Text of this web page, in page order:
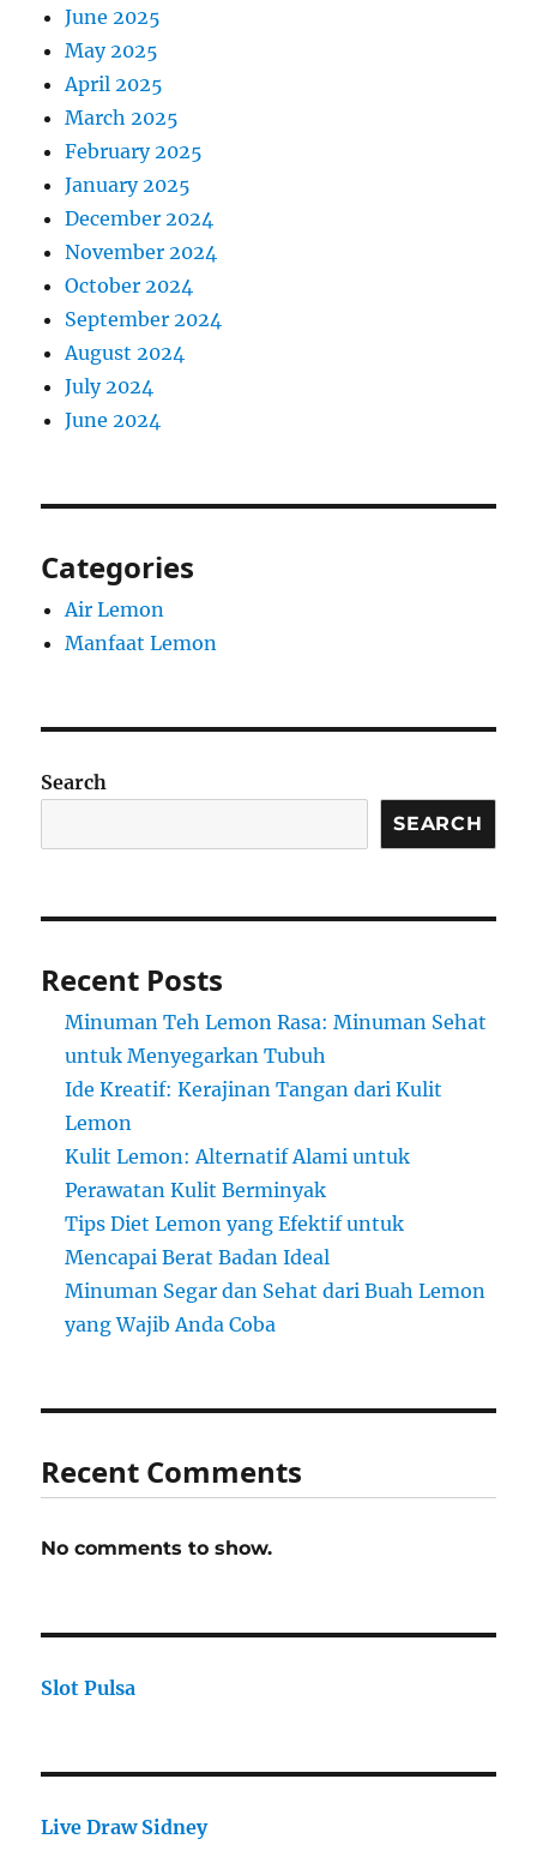
June 2025
May 2025
April 2025
March 2025
February 2025
January 2025
December 2024
November 2024
October 2024
September 2024
August 2024
July 2024
June 2024
Categories
Air Lemon
Manfaat Lemon
Search
SEARCH
Recent Posts
Minuman Teh Lemon Rasa: Minuman Sehat
untuk Menyegarkan Tubuh
Ide Kreatif: Kerajinan Tangan dari Kulit
Lemon
Kulit Lemon: Alternatif Alami untuk
Perawatan Kulit Berminyak
Tips Diet Lemon yang Efektif untuk
Mencapai Berat Badan Ideal
Minuman Segar dan Sehat dari Buah Lemon
yang Wajib Anda Coba
Recent Comments
No comments to show.
Slot Pulsa
Live Draw Sidney